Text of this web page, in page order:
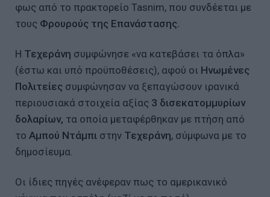
φως από το πρακτορείο Tasnim, που συνδέεται με
τους Φρουρούς της Επανάστασης.
Η Τεχεράνη συμφώνησε «να κατεβάσει τα όπλα»
(έστω και υπό προϋποθέσεις), αφού οι Ηνωμένες
Πολιτείες συμφώνησαν να ξεπαγώσουν ιρανικά
περιουσιακά στοιχεία αξίας 3 δισεκατομμυρίων
δολαρίων, τα οποία μεταφέρθηκαν με πτήση από
το Αμπού Ντάμπι στην Τεχεράνη, σύμφωνα με το
δημοσίευμα.
Οι ίδιες πηγές ανέφεραν πως το αμερικανικό